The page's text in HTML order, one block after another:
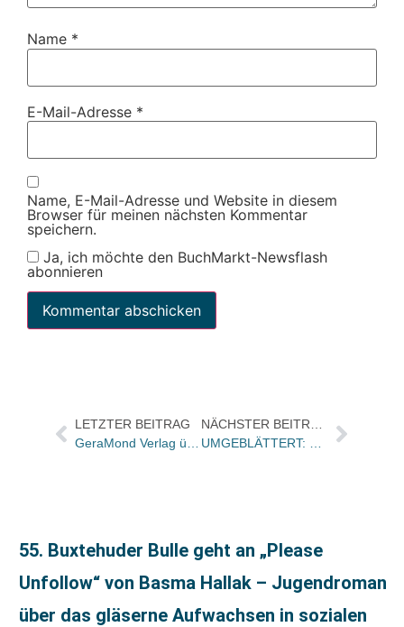
Name *
E-Mail-Adresse *
Name, E-Mail-Adresse und Website in diesem
Browser für meinen nächsten Kommentar
speichern.
Ja, ich möchte den BuchMarkt-Newsflash
abonnieren
LETZTER BEITRAG
55. Buxtehuder Bulle geht an „Please
Unfollow“ von Basma Hallak – Jugendroman
über das gläserne Aufwachsen in sozialen